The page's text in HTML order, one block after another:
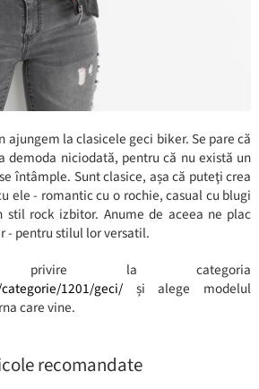
ajungem la clasicele geci biker. Se pare că
demoda niciodată, pentru că nu există un
întâmple. Sunt clasice, așa că puteţi crea
ele - romantic cu o rochie, casual cu blugi
stil rock izbitor. Anume de aceea ne plac
- pentru stilul lor versatil.
la categoria
1201/geci/și alege modelul
care vine.
recomandate